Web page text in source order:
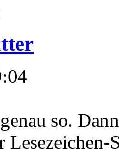
so.
Lesezeichen-